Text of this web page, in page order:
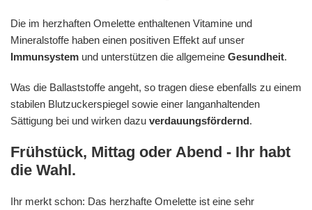
Die im herzhaften Omelette enthaltenen Vitamine und
Mineralstoffe haben einen positiven Effekt auf unser
Immunsystem und unterstützen die allgemeine Gesundheit.
Was die Ballaststoffe angeht, so tragen diese ebenfalls zu einem
stabilen Blutzuckerspiegel sowie einer langanhaltenden
Sättigung bei und wirken dazu verdauungsfördernd.
Frühstück, Mittag oder Abend - Ihr habt
die Wahl.
Ihr merkt schon: Das herzhafte Omelette ist eine sehr